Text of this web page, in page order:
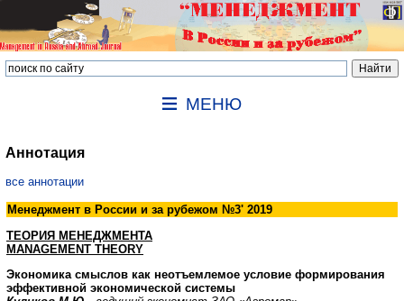
МЕНЮ
Аннотация
все аннотации
Менеджмент в России и за рубежом №3' 2019
ТЕОРИЯ МЕНЕДЖМЕНТА
MANAGEMENT THEORY
Экономика смыслов как неотъемлемое условие формирования
эффективной экономической системы